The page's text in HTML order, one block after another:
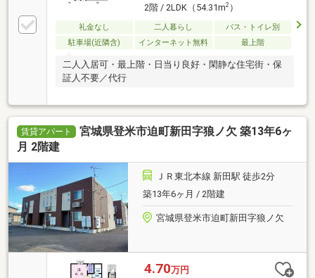
2階 / 2LDK（54.31m2）
礼金なし 二人暮らし
バス・トイレ別
駐車場(近隣含)
インターネット無料 最上階
二人入居可・最上階・日当り良好・閑静な住宅街・保
証人不要／代行
賃貸アパート
宮城県登米市迫町新田字狼ノ欠 築13年6ヶ
月 2階建
ＪＲ東北本線 新田駅 徒歩2分
築13年6ヶ月 / 2階建
宮城県登米市迫町新田字狼ノ欠
4.70万円